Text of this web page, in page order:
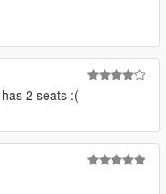
2 seats :(